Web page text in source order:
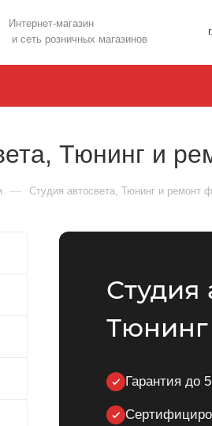
Интернет-магазин
и сеть розничных магазинов
Тюнинг и
— Студия автосвета, Тюнинг и ремонт
Студия
Гарантия до